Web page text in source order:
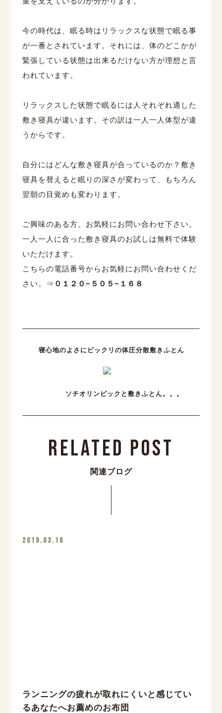
今の時代は、眠る時はリラックスな状態で眠る事
が一番とされています。それには、体のどこかが
緊張している状態は出来るだけない方が理想と言
われています。
リラックスした状態で眠るには人それぞれ適した
敷き寝具が違います。その訳は一人一人体型が違
うからです。
自分にはどんな敷き寝具が合っているのか？敷き
寝具を替えると眠りの深さが変わって、もちろん
翌朝の目覚めも変わります。
ご興味のある方、お気軽にお問い合わせ下さい。
一人一人に合った敷き寝具のお試しは無料で体験
いただけます。
こちらの電話番号からお気軽にお問い合わせくだ
さい。⇒ ０１２０−５０５−１６８
寝心地のよさにビックリの体圧分散敷きふとん
ソチオリンピックと敷きふとん。。。
Related Post
関連ブログ
2019.03.16
ランニングの疲れが取れにくいと感じてい
るあなたへお薦めのお布団